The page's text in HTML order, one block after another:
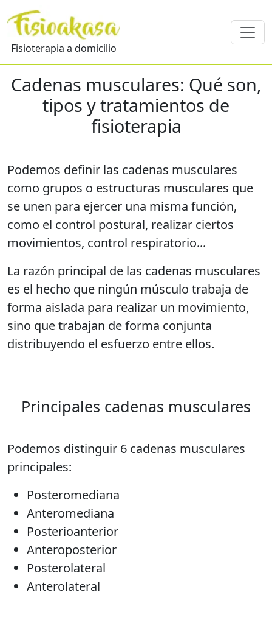
Fisioterapia a domicilio
Cadenas musculares: Qué son,
tipos y tratamientos de
fisioterapia
Podemos definir las cadenas musculares
como grupos o estructuras musculares que
se unen para ejercer una misma función,
como el control postural, realizar ciertos
movimientos, control respiratorio...
La razón principal de las cadenas musculares
es el hecho que ningún músculo trabaja de
forma aislada para realizar un movimiento,
sino que trabajan de forma conjunta
distribuyendo el esfuerzo entre ellos.
Principales cadenas musculares
Podemos distinguir 6 cadenas musculares
principales:
Posteromediana
Anteromediana
Posterioanterior
Anteroposterior
Posterolateral
Anterolateral